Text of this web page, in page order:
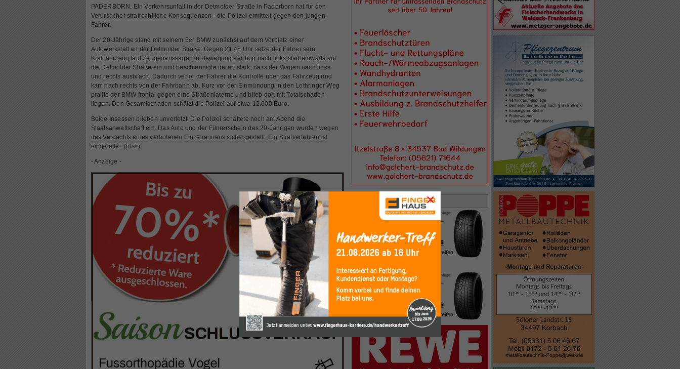
PADERBORN. Ein Verkehrsunfall in der Detmolder Straße in Paderborn hat für den
Verursacher strafrechtliche Konsequenzen - die Polizei ermittelt gegen den jungen
Fahrer.
Der 20-Jährige stand mit seinem 5er BMW zunächst auf dem Vorplatz einer
Autowerkstatt an der Detmolder Straße. Gegen 21.45 Uhr setze der Fahrer sein
Kraftfahrzeug laut Zeugenaussagen in Bewegung - er bog nach links stadteinwärts auf
die Detmolder Straße ein und beschleunigte derart stark, dass der Wagen nach links
und rechts ausbrach. Dadurch verlor der Fahrer die Kontrolle über das Fahrzeug und
kam nach rechts von der Fahrbahn ab. Kurz vor der Einmündung in den Lothringer Weg
prallte der BMW frontal gegen eine Straßenlaterne und blieb dort mit Totalschaden
liegen. Den Gesamtschaden schätzt die Polizei auf etwa 12.000 Euro.
Beide Insassen blieben unverletzt. Die Polizei schaltete noch am Abend die
Staatsanwaltschaft ein. Das Auto und der Führerschein des 20-Jährigen wurden wegen
des Verdachts eines verbotenen Einzelrennens sichergestellt. Ein Strafverfahren ist
eingeleitet. (ots/r)
- Anzeige -
×